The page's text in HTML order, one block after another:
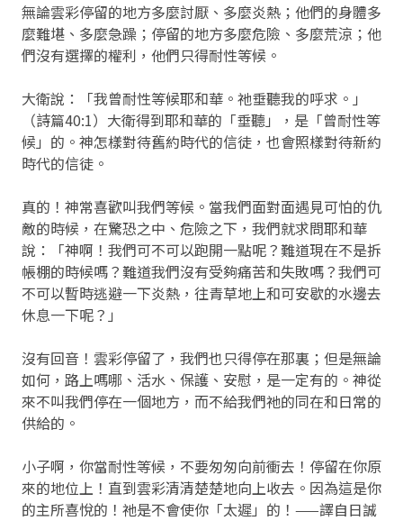
無論雲彩停留的地方多麼討厭、多麼炎熱；他們的身體多
麼難堪、多麼急躁；停留的地方多麼危險、多麼荒涼；他
們沒有選擇的權利，他們只得耐性等候。
大衛說：「我曾耐性等候耶和華。祂垂聽我的呼求。」
（詩篇40:1）大衛得到耶和華的「垂聽」，是「曾耐性等
候」的。神怎樣對待舊約時代的信徒，也會照樣對待新約
時代的信徒。
真的！神常喜歡叫我們等候。當我們面對面遇見可怕的仇
敵的時候，在驚恐之中、危險之下，我們就求問耶和華
說：「神啊！我們可不可以跑開一點呢？難道現在不是拆
帳棚的時候嗎？難道我們沒有受夠痛苦和失敗嗎？我們可
不可以暫時逃避一下炎熱，往青草地上和可安歇的水邊去
休息一下呢？」
沒有回音！雲彩停留了，我們也只得停在那裏；但是無論
如何，路上嗎哪、活水、保護、安慰，是一定有的。神從
來不叫我們停在一個地方，而不給我們祂的同在和日常的
供給的。
小子啊，你當耐性等候，不要匆匆向前衝去！停留在你原
來的地位上！直到雲彩清清楚楚地向上收去。因為這是你
的主所喜悅的！祂是不會使你「太遲」的！——譯自日誠